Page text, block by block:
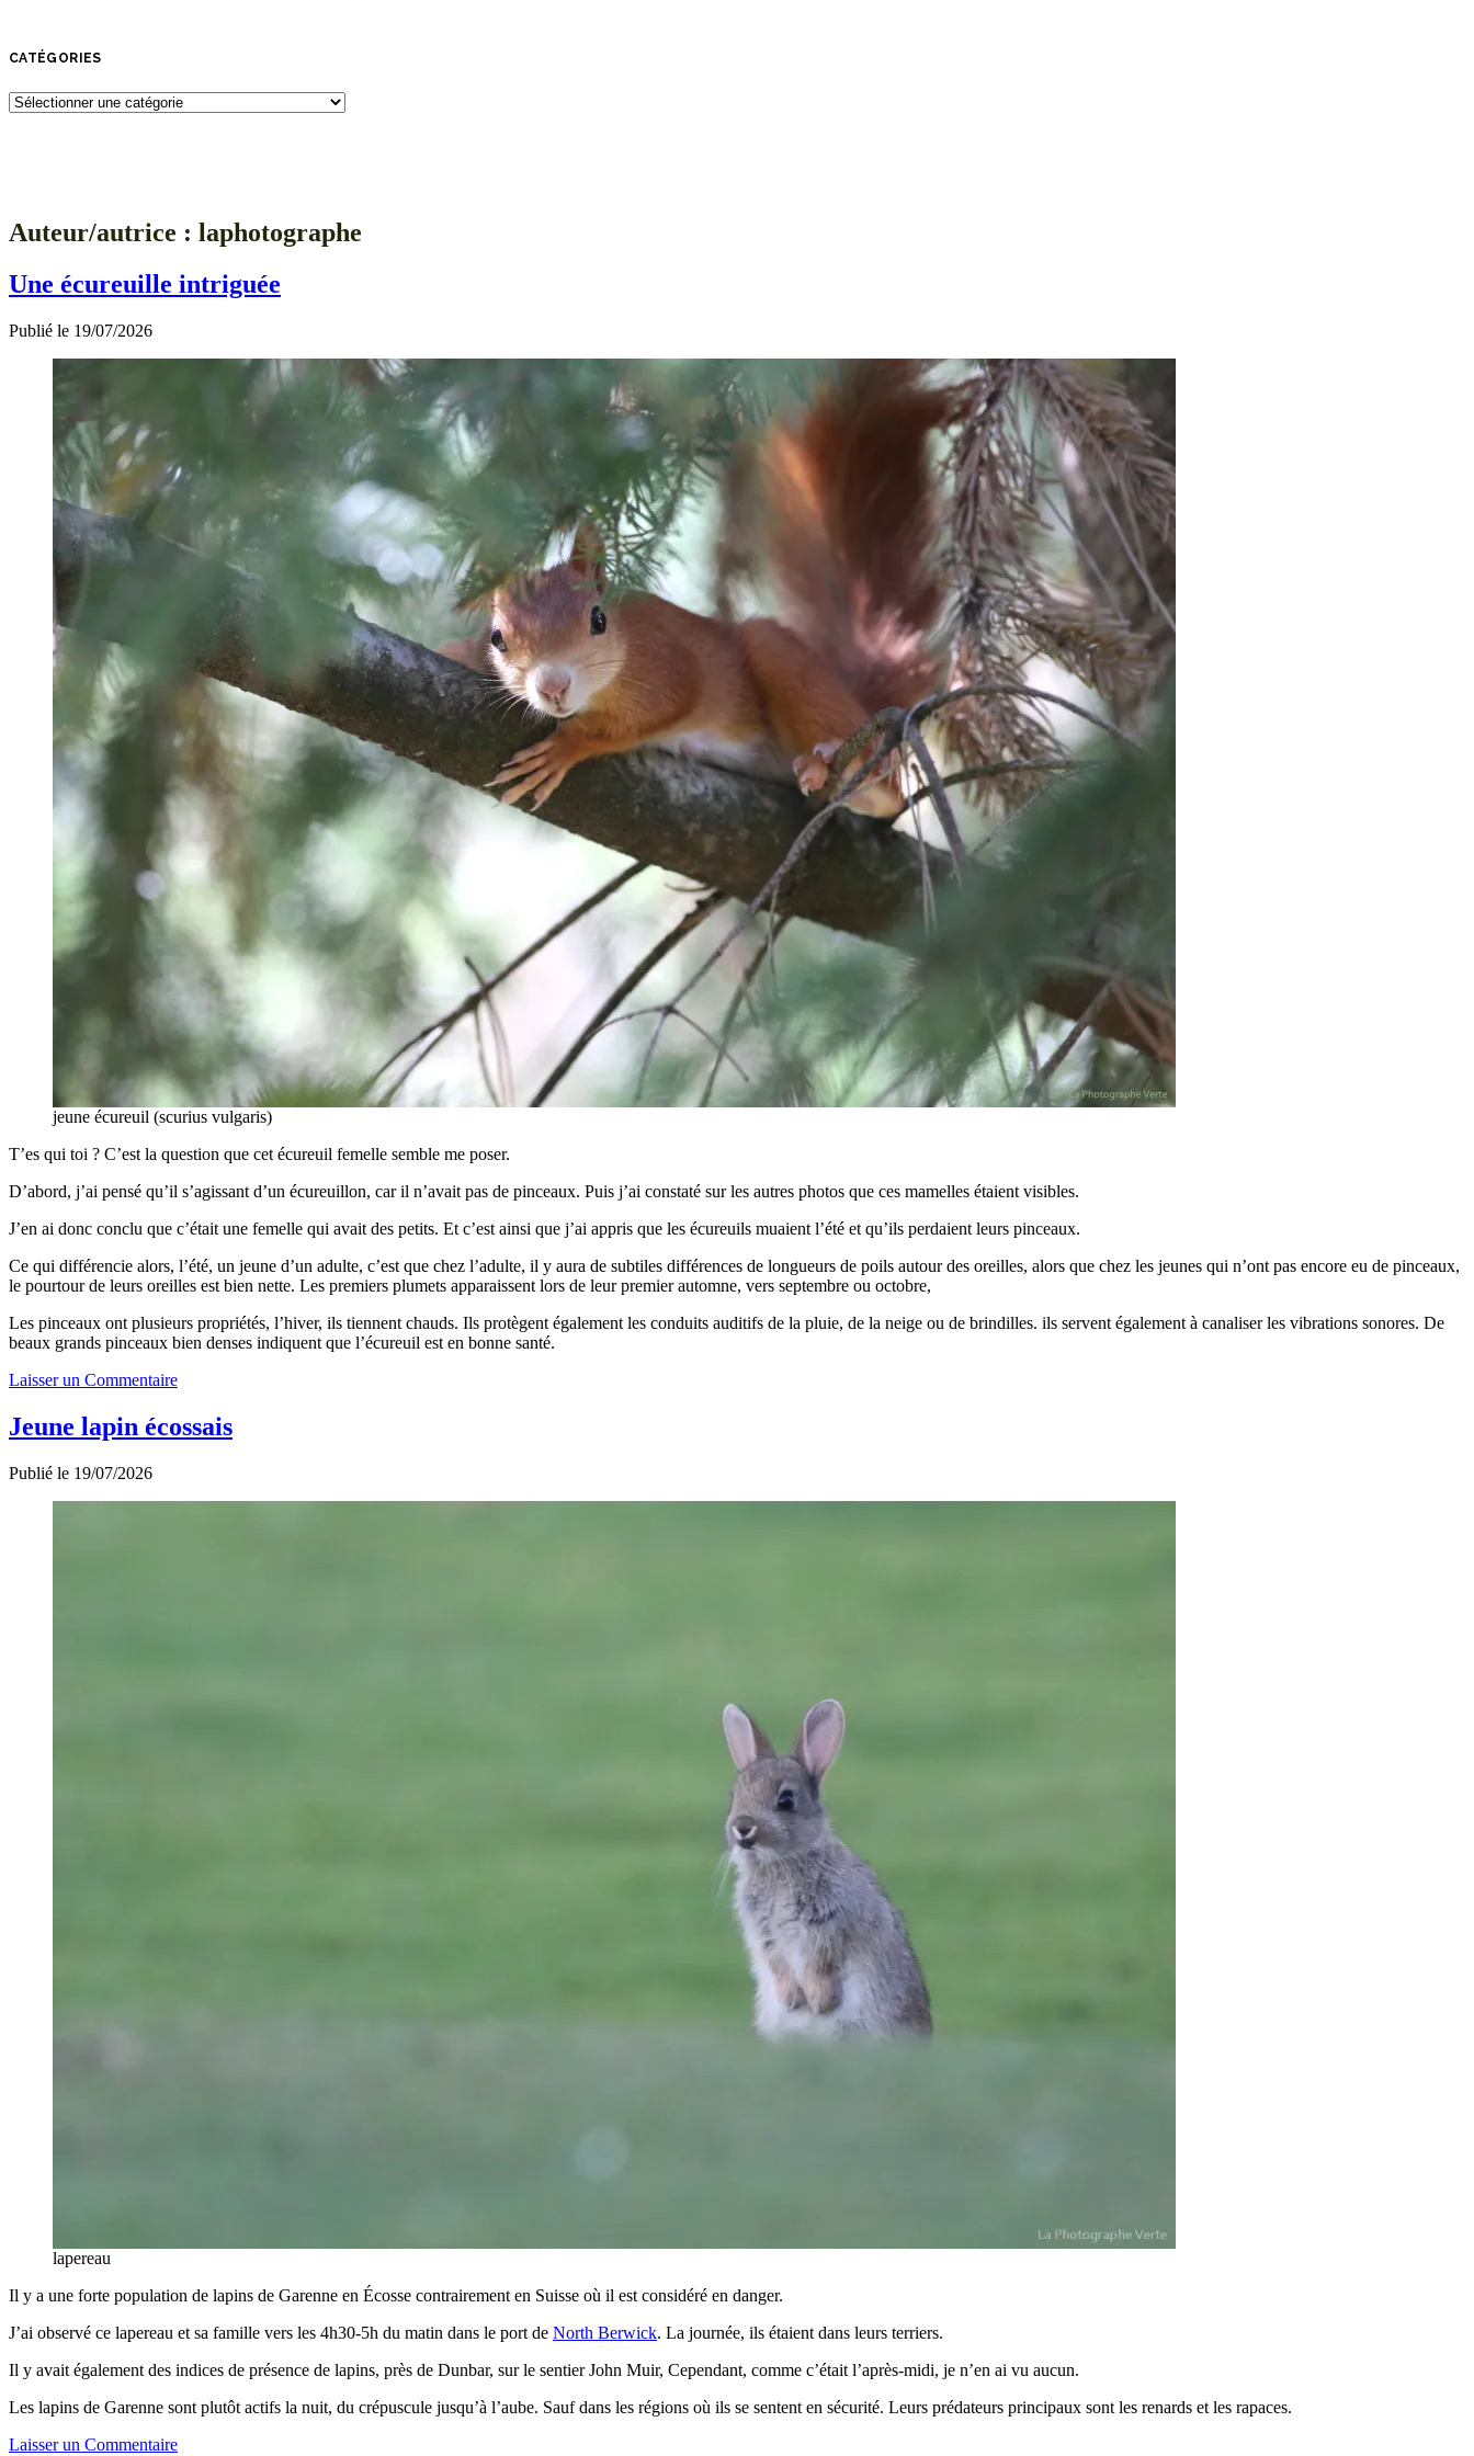
CATÉGORIES
Catégories
Auteur/autrice : laphotographe
Une écureuille intriguée
Publié le 19/07/2026
jeune écureuil (scurius vulgaris)
T’es qui toi ? C’est la question que cet écureuil femelle semble me poser.
D’abord, j’ai pensé qu’il s’agissant d’un écureuillon, car il n’avait pas de pinceaux. Puis j’ai constaté sur les autres photos que ces mamelles étaient visibles.
J’en ai donc conclu que c’était une femelle qui avait des petits. Et c’est ainsi que j’ai appris que les écureuils muaient l’été et qu’ils perdaient leurs pinceaux.
Ce qui différencie alors, l’été, un jeune d’un adulte, c’est que chez l’adulte, il y aura de subtiles différences de longueurs de poils autour des oreilles, alors que chez les jeunes qui n’ont pas encore eu de pinceaux,
le pourtour de leurs oreilles est bien nette. Les premiers plumets apparaissent lors de leur premier automne, vers septembre ou octobre,
Les pinceaux ont plusieurs propriétés, l’hiver, ils tiennent chauds. Ils protègent également les conduits auditifs de la pluie, de la neige ou de brindilles. ils servent également à canaliser les vibrations sonores. De
beaux grands pinceaux bien denses indiquent que l’écureuil est en bonne santé.
Laisser un Commentaire
Jeune lapin écossais
Publié le 19/07/2026
lapereau
Il y a une forte population de lapins de Garenne en Écosse contrairement en Suisse où il est considéré en danger.
J’ai observé ce lapereau et sa famille vers les 4h30-5h du matin dans le port de North Berwick. La journée, ils étaient dans leurs terriers.
Il y avait également des indices de présence de lapins, près de Dunbar, sur le sentier John Muir, Cependant, comme c’était l’après-midi, je n’en ai vu aucun.
Les lapins de Garenne sont plutôt actifs la nuit, du crépuscule jusqu’à l’aube. Sauf dans les régions où ils se sentent en sécurité. Leurs prédateurs principaux sont les renards et les rapaces.
Laisser un Commentaire